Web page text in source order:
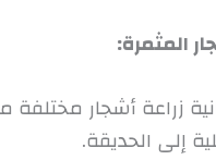
زراعة أشجار مختلفة
إلى الحديقة.